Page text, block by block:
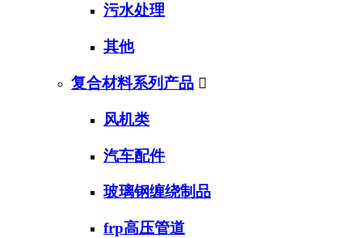
污水处理
其他
复合材料系列产品 
风机类
汽车配件
玻璃钢缠绕制品
frp高压管道